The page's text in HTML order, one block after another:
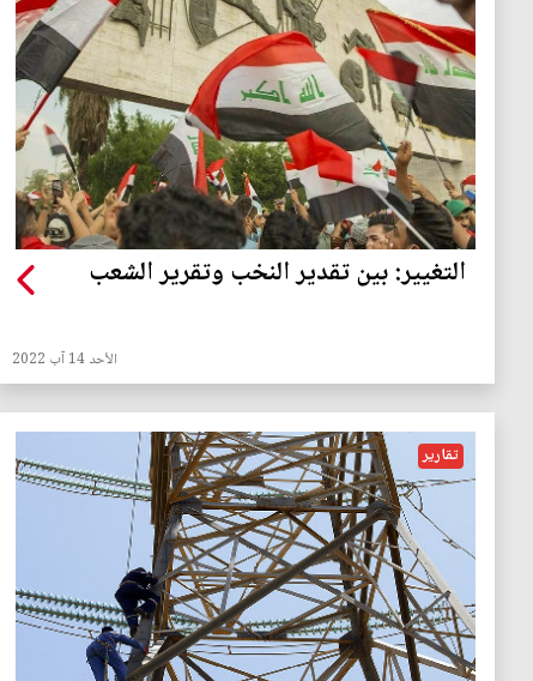
التغيير: بين تقدير النخب وتقرير الشعب
الأحد 14 آب 2022
تقارير